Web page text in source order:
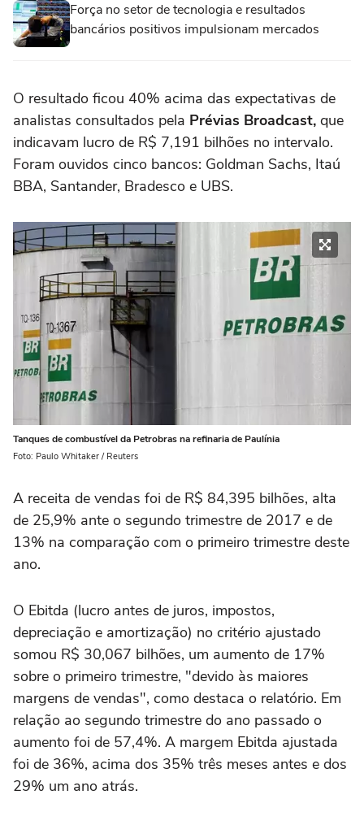
Força no setor de tecnologia e resultados
bancários positivos impulsionam mercados
O resultado ficou 40% acima das expectativas de
analistas consultados pela Prévias Broadcast, que
indicavam lucro de R$ 7,191 bilhões no intervalo.
Foram ouvidos cinco bancos: Goldman Sachs, Itaú
BBA, Santander, Bradesco e UBS.
Tanques de combustível da Petrobras na refinaria de Paulínia
Foto: Paulo Whitaker / Reuters
A receita de vendas foi de R$ 84,395 bilhões, alta
de 25,9% ante o segundo trimestre de 2017 e de
13% na comparação com o primeiro trimestre deste
ano.
O Ebitda (lucro antes de juros, impostos,
depreciação e amortização) no critério ajustado
somou R$ 30,067 bilhões, um aumento de 17%
sobre o primeiro trimestre, "devido às maiores
margens de vendas", como destaca o relatório. Em
relação ao segundo trimestre do ano passado o
aumento foi de 57,4%. A margem Ebitda ajustada
foi de 36%, acima dos 35% três meses antes e dos
29% um ano atrás.